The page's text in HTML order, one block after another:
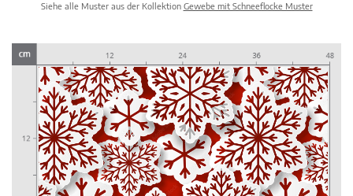
Siehe alle Muster aus der Kollektion Gewebe mit Schneeflocke Muster